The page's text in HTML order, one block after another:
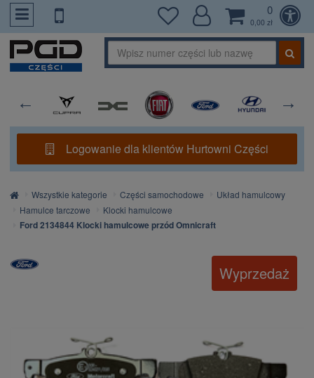
PrzejdzDoTresci
0
0,00 zł
Logowanie dla klientów Hurtowni Części
Strona
główna
Wszystkie kategorie Części samochodowe
Układ hamulcowy
Hamulce tarczowe
Klocki hamulcowe
Ford 2134844 Klocki hamulcowe przód Omnicraft
Wyprzedaż